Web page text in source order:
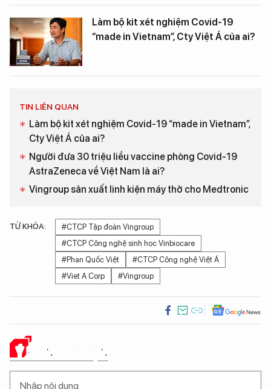
Làm bộ kit xét nghiệm Covid-19
“made in Vietnam”, Cty Việt Á của ai?
TIN LIÊN QUAN
Làm bộ kit xét nghiệm Covid-19 “made in Vietnam”,
Cty Việt Á của ai?
Người đưa 30 triệu liều vaccine phòng Covid-19
AstraZeneca về Việt Nam là ai?
Vingroup sản xuất linh kiện máy thở cho Medtronic
TỪ KHÓA:
#CTCP Tập đoàn Vingroup
#CTCP Công nghệ sinh học Vinbiocare
#Phan Quốc Việt
#CTCP Công nghệ Việt Á
#Viet A Corp
#Vingroup
Ý KIẾN CỦA BẠN